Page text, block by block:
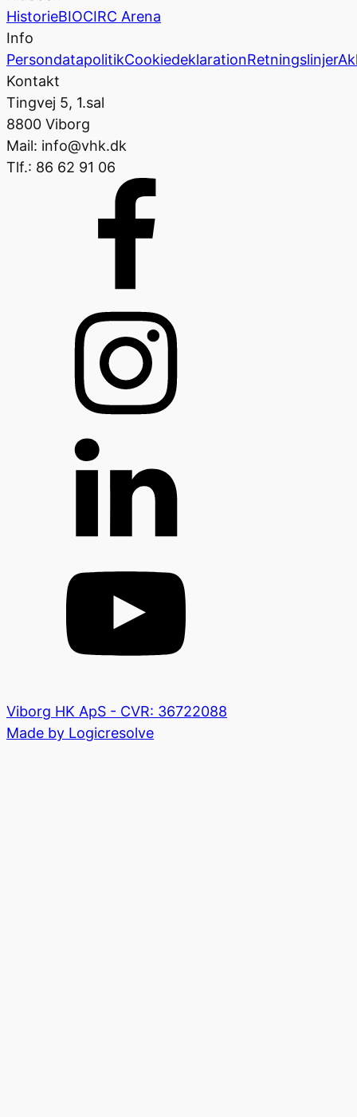
HistorieBIOCIRC Arena
Info
PersondatapolitikCookiedeklarationRetningslinjer
Kontakt
Tingvej 5, 1.sal
8800 Viborg
Mail: info@vhk.dk
Tlf.: 86 62 91 06
Viborg HK ApS - CVR: 36722088
Made by Logicresolve